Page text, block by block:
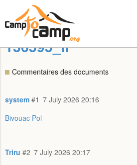
136595_fr
Commentaires des documents
system 7 July 2026 20:16
#1
Bivouac Pol
Triru 7 July 2026 20:17
#2